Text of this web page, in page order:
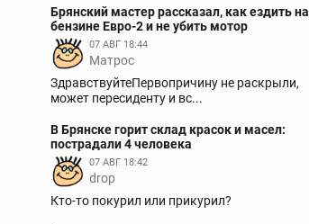
Брянский мастер рассказал, как ездить на
бензине Евро-2 и не убить мотор
07 АВГ 18:44
Матрос
ЗдравствуйтеПервопричину не раскрыли,
может пересиденту и вс...
В Брянске горит склад красок и масел:
пострадали 4 человека
07 АВГ 18:42
drop
Кто-то покурил или прикурил?